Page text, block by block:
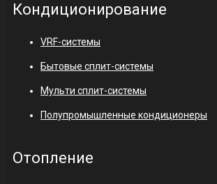
Кондиционирование
VRF-системы
Бытовые сплит-системы
Мульти сплит-системы
Полупромышленные кондиционеры
Отопление